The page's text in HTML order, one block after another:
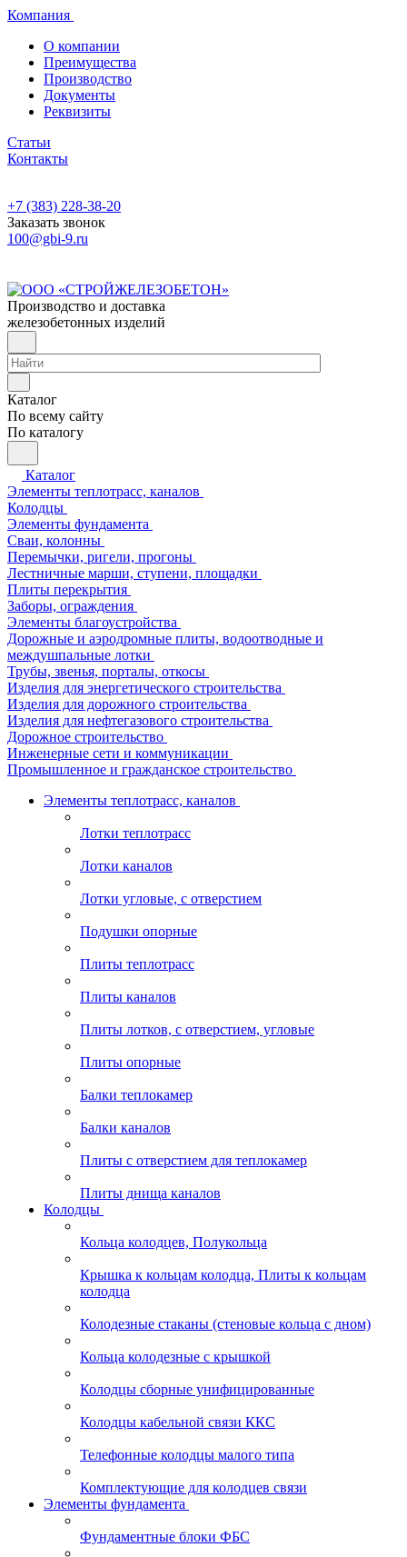
Компания
О компании
Преимущества
Производство
Документы
Реквизиты
Статьи
Контакты
+7 (383) 228-38-20
Заказать звонок
100@gbi-9.ru
Производство и доставка
железобетонных изделий
Каталог
По всему сайту
По каталогу
Каталог
Элементы теплотрасс, каналов
Колодцы
Элементы фундамента
Сваи, колонны
Перемычки, ригели, прогоны
Лестничные марши, ступени, площадки
Плиты перекрытия
Заборы, ограждения
Элементы благоустройства
Дорожные и аэродромные плиты, водоотводные и
междушпальные лотки
Трубы, звенья, порталы, откосы
Изделия для энергетического строительства
Изделия для дорожного строительства
Изделия для нефтегазового строительства
Дорожное строительство
Инженерные сети и коммуникации
Промышленное и гражданское строительство
Элементы теплотрасс, каналов
Лотки теплотрасс
Лотки каналов
Лотки угловые, с отверстием
Подушки опорные
Плиты теплотрасс
Плиты каналов
Плиты лотков, с отверстием, угловые
Плиты опорные
Балки теплокамер
Балки каналов
Плиты с отверстием для теплокамер
Плиты днища каналов
Колодцы
Кольца колодцев, Полукольца
Крышка к кольцам колодца, Плиты к кольцам
колодца
Колодезные стаканы (стеновые кольца с дном)
Кольца колодезные с крышкой
Колодцы сборные унифицированные
Колодцы кабельной связи ККС
Телефонные колодцы малого типа
Комплектующие для колодцев связи
Элементы фундамента
Фундаментные блоки ФБС